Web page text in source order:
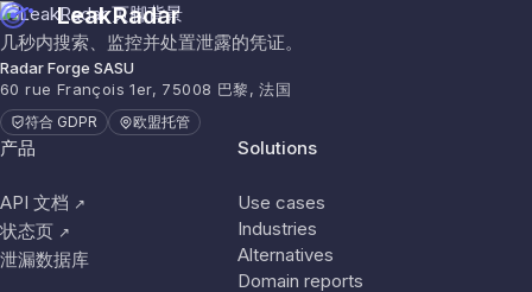
LeakRadar
几秒内搜索、监控并处置泄露的凭证。
Radar Forge SASU
60 rue François 1er, 75008 巴黎, 法国
符合 GDPR 欧盟托管
产品
API 文档 ↗
状态页 ↗
泄漏数据库
Solutions
Use cases
Industries
Alternatives
Domain reports